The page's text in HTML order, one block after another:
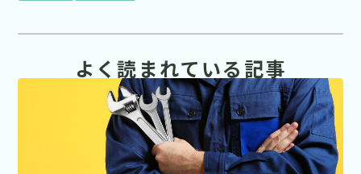
よく読まれている記事